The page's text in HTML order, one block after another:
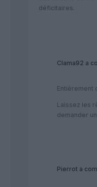
déficitaires.
Clama92 a
Entièrement
Laissez les
demander
Pierrot a